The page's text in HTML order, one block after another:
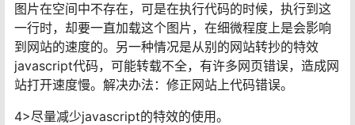
图片在空间中不存在，可是在执行代码的时候，执行到这
一行时，却要一直加载这个图片，在细微程度上是会影响
到网站的速度的。另一种情况是从别的网站转抄的特效
javascript代码，可能转载不全，有许多网页错误，造成网
站打开速度慢。解决办法：修正网站上代码错误。
4>尽量减少javascript的特效的使用。